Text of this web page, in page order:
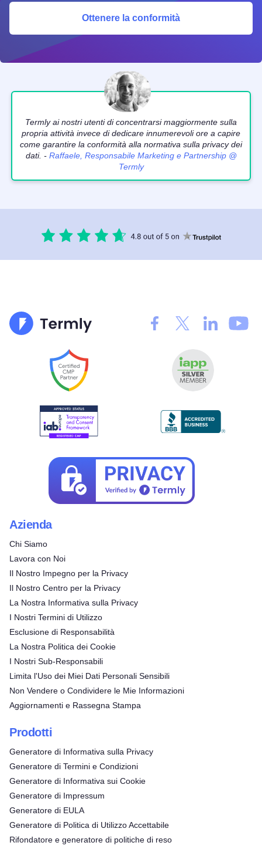
Ottenere la conformità
Termly ai nostri utenti di concentrarsi maggiormente sulla
propria attività invece di dedicare innumerevoli ore a capire
come garantire la conformità alla normativa sulla privacy dei
dati. - Raffaele, Responsabile Marketing e Partnership @
Termly
Azienda
Chi Siamo
Lavora con Noi
Il Nostro Impegno per la Privacy
Il Nostro Centro per la Privacy
La Nostra Informativa sulla Privacy
I Nostri Termini di Utilizzo
Esclusione di Responsabilità
La Nostra Politica dei Cookie
I Nostri Sub-Responsabili
Limita l'Uso dei Miei Dati Personali Sensibili
Non Vendere o Condividere le Mie Informazioni
Aggiornamenti e Rassegna Stampa
Prodotti
Generatore di Informativa sulla Privacy
Generatore di Termini e Condizioni
Generatore di Informativa sui Cookie
Generatore di Impressum
Generatore di EULA
Generatore di Politica di Utilizzo Accettabile
Rifondatore e generatore di politiche di reso